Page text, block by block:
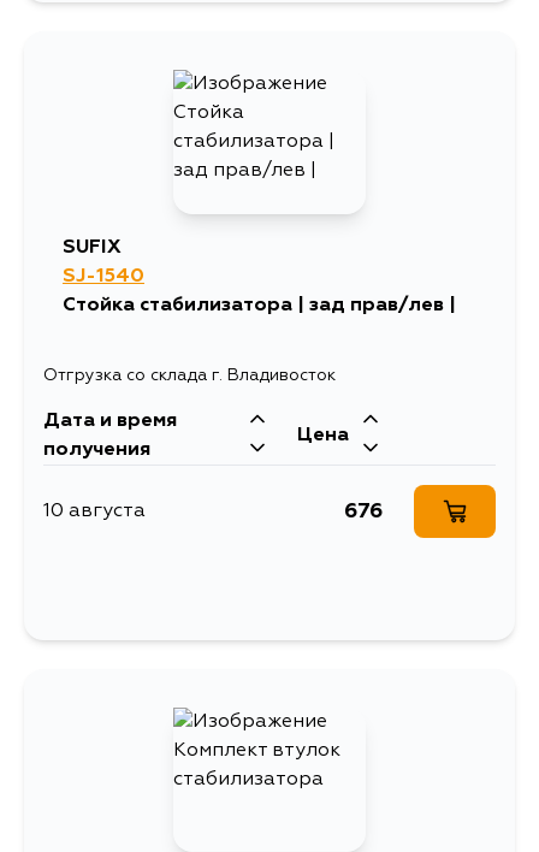
SUFIX
SJ-1540
Стойка стабилизатора | зад прав/лев |
Отгрузка со склада г. Владивосток
Дата и время
получения
Цена
10 августа 676